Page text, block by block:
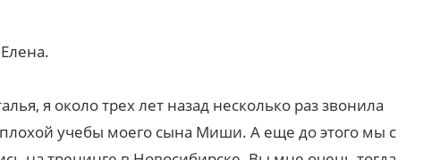
я около трех лет назад несколько раз звонила
учебы моего сына Миши. А еще до этого мы с